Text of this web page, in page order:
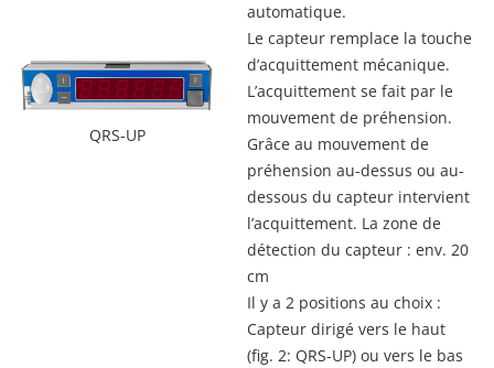
QRS-UP
automatique.
Le capteur remplace la touche
d’acquittement mécanique.
L’acquittement se fait par le
mouvement de préhension.
Grâce au mouvement de
préhension au-dessus ou au-
dessous du capteur intervient
l’acquittement. La zone de
détection du capteur : env. 20
cm
Il y a 2 positions au choix :
Capteur dirigé vers le haut
(fig. 2: QRS-UP) ou vers le bas